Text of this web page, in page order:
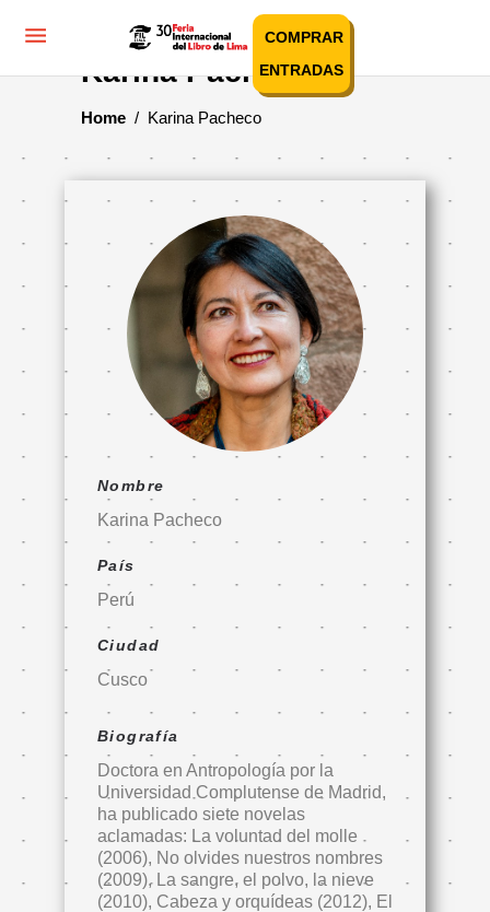
COMPRAR
ENTRADAS
Karina Pacheco
Home / Karina Pacheco
Nombre
Karina Pacheco
País
Perú
Ciudad
Cusco
Biografía
Doctora en Antropología por la
Universidad Complutense de Madrid,
ha publicado siete novelas
aclamadas: La voluntad del molle
(2006), No olvides nuestros nombres
(2009), La sangre, el polvo, la nieve
(2010), Cabeza y orquídeas (2012), El